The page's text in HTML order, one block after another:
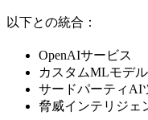
以下との統合：
OpenAIサービス
カスタムMLモデル
サードパーティAI
脅威インテリジェ